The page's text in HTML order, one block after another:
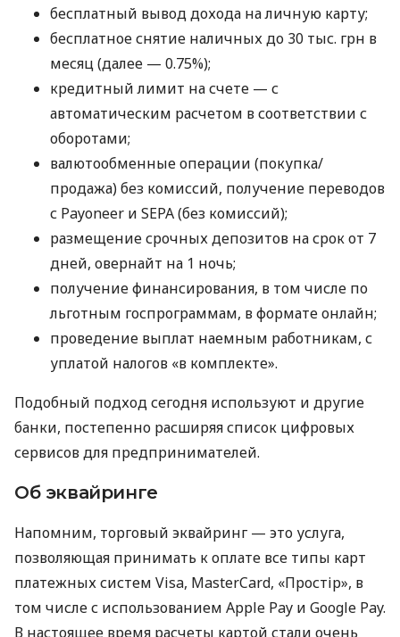
бесплатный вывод дохода на личную карту;
бесплатное снятие наличных до 30 тыс. грн в
месяц (далее — 0.75%);
кредитный лимит на счете — с
автоматическим расчетом в соответствии с
оборотами;
валютообменные операции (покупка/
продажа) без комиссий, получение переводов
с Payoneer и SEPA (без комиссий);
размещение срочных депозитов на срок от 7
дней, овернайт на 1 ночь;
получение финансирования, в том числе по
льготным госпрограммам, в формате онлайн;
проведение выплат наемным работникам, с
уплатой налогов «в комплекте».
Подобный подход сегодня используют и другие
банки, постепенно расширяя список цифровых
сервисов для предпринимателей.
Об эквайринге
Напомним, торговый эквайринг — это услуга,
позволяющая принимать к оплате все типы карт
платежных систем Visa, MasterCard, «Простір», в
том числе с использованием Apple Pay и Google Pay.
В настоящее время расчеты картой стали очень